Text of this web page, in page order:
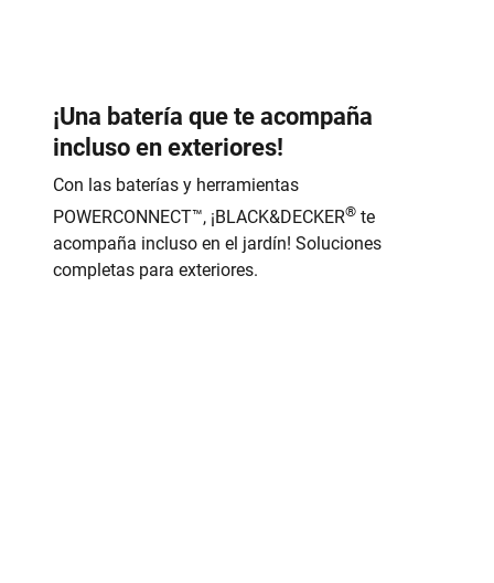
¡Una batería que te acompaña
incluso en exteriores!
Con las baterías y herramientas
POWERCONNECT™, ¡BLACK&DECKER® te
acompaña incluso en el jardín! Soluciones
completas para exteriores.